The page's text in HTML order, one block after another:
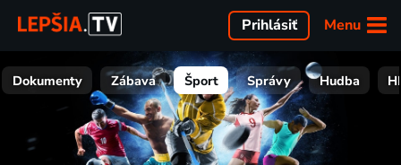
Menu
Prihlásiť
Dokumenty Zábava Šport Správy Hudba